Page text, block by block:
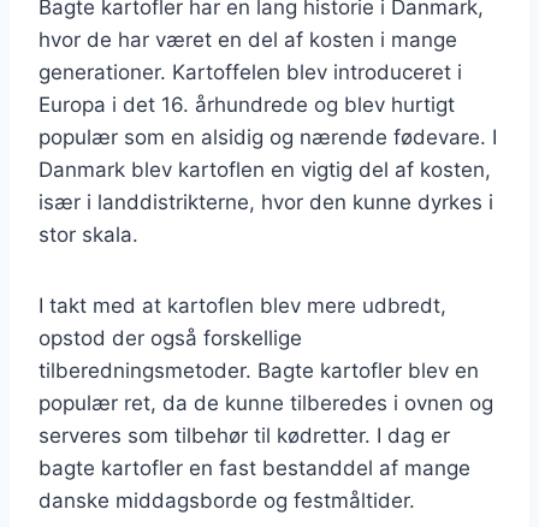
Bagte kartofler har en lang historie i Danmark,
hvor de har været en del af kosten i mange
generationer. Kartoffelen blev introduceret i
Europa i det 16. århundrede og blev hurtigt
populær som en alsidig og nærende fødevare. I
Danmark blev kartoflen en vigtig del af kosten,
især i landdistrikterne, hvor den kunne dyrkes i
stor skala.
I takt med at kartoflen blev mere udbredt,
opstod der også forskellige
tilberedningsmetoder. Bagte kartofler blev en
populær ret, da de kunne tilberedes i ovnen og
serveres som tilbehør til kødretter. I dag er
bagte kartofler en fast bestanddel af mange
danske middagsborde og festmåltider.